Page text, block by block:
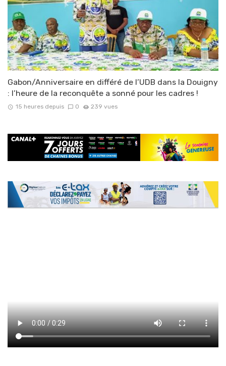
Gabon/Anniversaire en différé de l’UDB dans la Douigny
: l’heure de la reconquête a sonné pour les cadres !
15 heures depuis 0 239 vues